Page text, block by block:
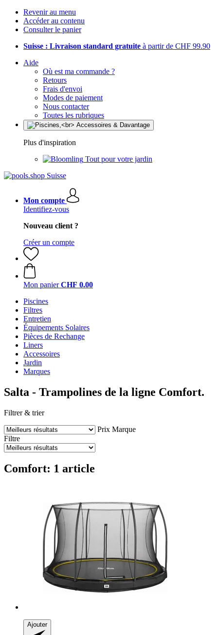
Revenir au menu
Accéder au contenu
Consulter le panier
Suisse : Livraison standard gratuite à partir de CHF 99.90
Aide
Où est ma commande ?
Retours
Frais d'envoi
Modes de paiement
Nous contacter
Toutes les rubriques
Plus d'inspiration
Tout pour votre jardin
Mon compte
Identifiez-vous
Nouveau client ?
Créer un compte
Mon panier CHF 0.00
Piscines
Filtres
Entretien
Équipements Solaires
Pièces de Rechange
Liners
Accessoires
Jardin
Marques
Salta - Trampolines de la ligne Comfort.
Filtrer & trier
Prix Marque
Filtre
Comfort: 1 article
Ajouter